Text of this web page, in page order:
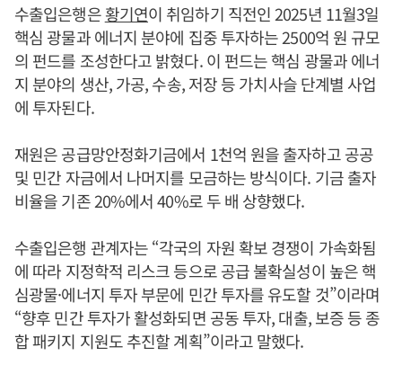
수출입은행은황기연이 취임하기 직전인 2025년 11월3일
핵심 광물과 에너지 분야에 집중 투자하는 2500억 원 규모
의 펀드를 조성한다고 밝혔다. 이 펀드는 핵심 광물과 에너
지 분야의 생산, 가공, 수송, 저장 등 가치사슬 단계별 사업
에 투자된다.
재원은 공급망안정화기금에서 1천억 원을 출자하고 공공
및 민간 자금에서 나머지를 모금하는 방식이다. 기금 출자
비율을 기존 20%에서 40%로 두 배 상향했다.
수출입은행 관계자는 “각국의 자원 확보 경쟁이 가속화됨
에 따라 지정학적 리스크 등으로 공급 불확실성이 높은 핵
심광물·에너지 투자 부문에 민간 투자를 유도할 것”이라며
“향후 민간 투자가 활성화되면 공동 투자, 대출, 보증 등 종
합 패키지 지원도 추진할 계획”이라고 말했다.